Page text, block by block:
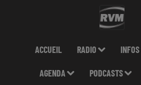
ACCUEIL RADIO INFOS
AGENDA PODCASTS